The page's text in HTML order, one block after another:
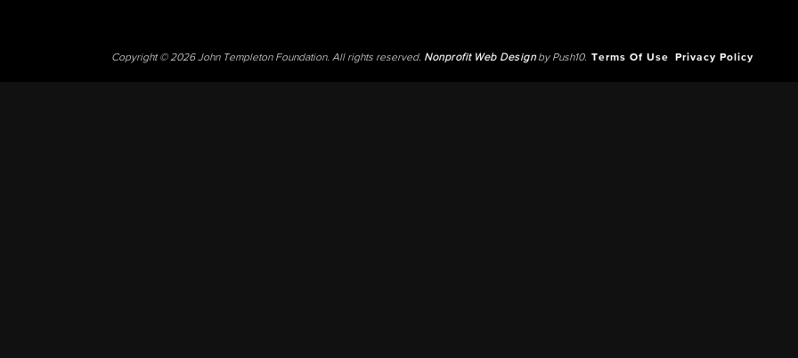
Copyright © 2026 John Templeton Foundation. All rights reserved. Nonprofit Web Designby Push10. Terms Of Use Privacy Policy